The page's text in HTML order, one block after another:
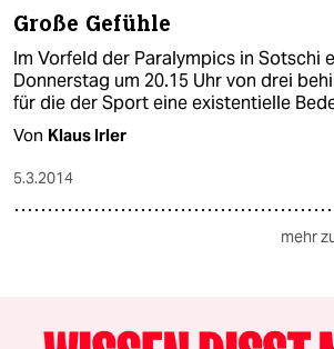
Große Gefühle
Im Vorfeld der Paralympics in Sotschi
Donnerstag um 20.15 Uhr von drei
für die der Sport eine existentielle
Von Klaus Irler
5.3.2014
mehr